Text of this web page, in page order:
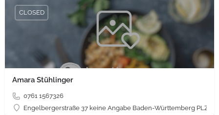
Amara Stühlinger
0761 1567326
Engelbergerstraße 37 keine Angabe Baden-Württemberg PLZ
CLOSED